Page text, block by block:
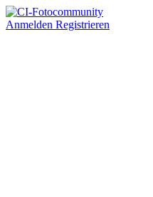
Anmelden Registrieren